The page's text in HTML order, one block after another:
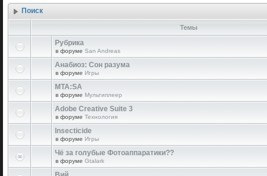
Поиск
Темы
Рубрика
в форуме San Andreas
Анабиоз: Сон разума
в форуме Игры
MTA:SA
в форуме Мультиплеер
Adobe Creative Suite 3
в форуме Технология
Insecticide
в форуме Игры
Чё за голубые Фотоаппаратики??
в форуме Gtalark